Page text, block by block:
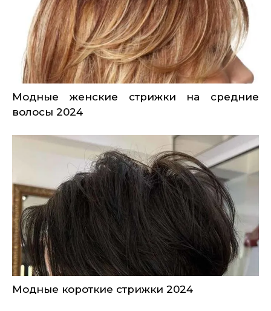
Модные женские стрижки на средние
волосы 2024
Модные короткие стрижки 2024